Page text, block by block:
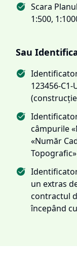
Scara
1:500,
Sau
123456-
câmpurile
«Număr
un extras
contractul
începând